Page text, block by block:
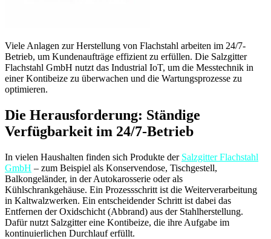
Viele Anlagen zur Herstellung von Flachstahl arbeiten im 24/7-
Betrieb, um Kundenaufträge effizient zu erfüllen. Die Salzgitter
Flachstahl GmbH nutzt das Industrial IoT, um die Messtechnik in
einer Kontibeize zu überwachen und die Wartungsprozesse zu
optimieren.
Die Herausforderung: Ständige
Verfügbarkeit im 24/7-Betrieb
In vielen Haushalten finden sich Produkte der Salzgitter Flachstahl
GmbH – zum Beispiel als Konservendose, Tischgestell,
Balkongeländer, in der Autokarosserie oder als
Kühlschrankgehäuse. Ein Prozessschritt ist die Weiterverarbeitung
in Kaltwalzwerken. Ein entscheidender Schritt ist dabei das
Entfernen der Oxidschicht (Abbrand) aus der Stahlherstellung.
Dafür nutzt Salzgitter eine Kontibeize, die ihre Aufgabe im
kontinuierlichen Durchlauf erfüllt.